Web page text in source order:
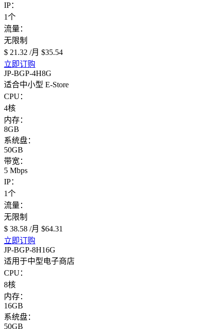
IP：
1个
流量：
无限制
$ 21.32 /月 $35.54
立即订购
JP-BGP-4H8G
适合中小型 E-Store
CPU：
4核
内存：
8GB
系统盘：
50GB
带宽：
5 Mbps
IP：
1个
流量：
无限制
$ 38.58 /月 $64.31
立即订购
JP-BGP-8H16G
适用于中型电子商店
CPU：
8核
内存：
16GB
系统盘：
50GB